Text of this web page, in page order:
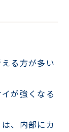
る方が多い
が強くなる
、内部にカ